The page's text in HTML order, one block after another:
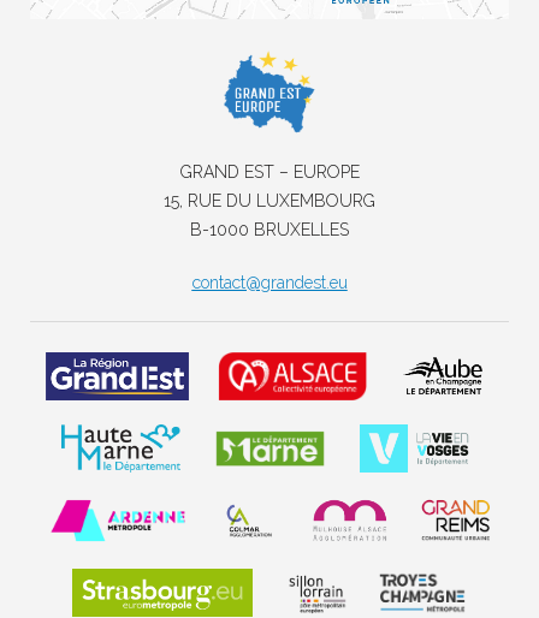
GRAND EST – EUROPE
15, RUE DU LUXEMBOURG
B-1000 BRUXELLES
contact@grandest.eu